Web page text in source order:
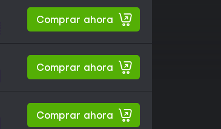
Comprar ahora
Comprar ahora
Comprar ahora